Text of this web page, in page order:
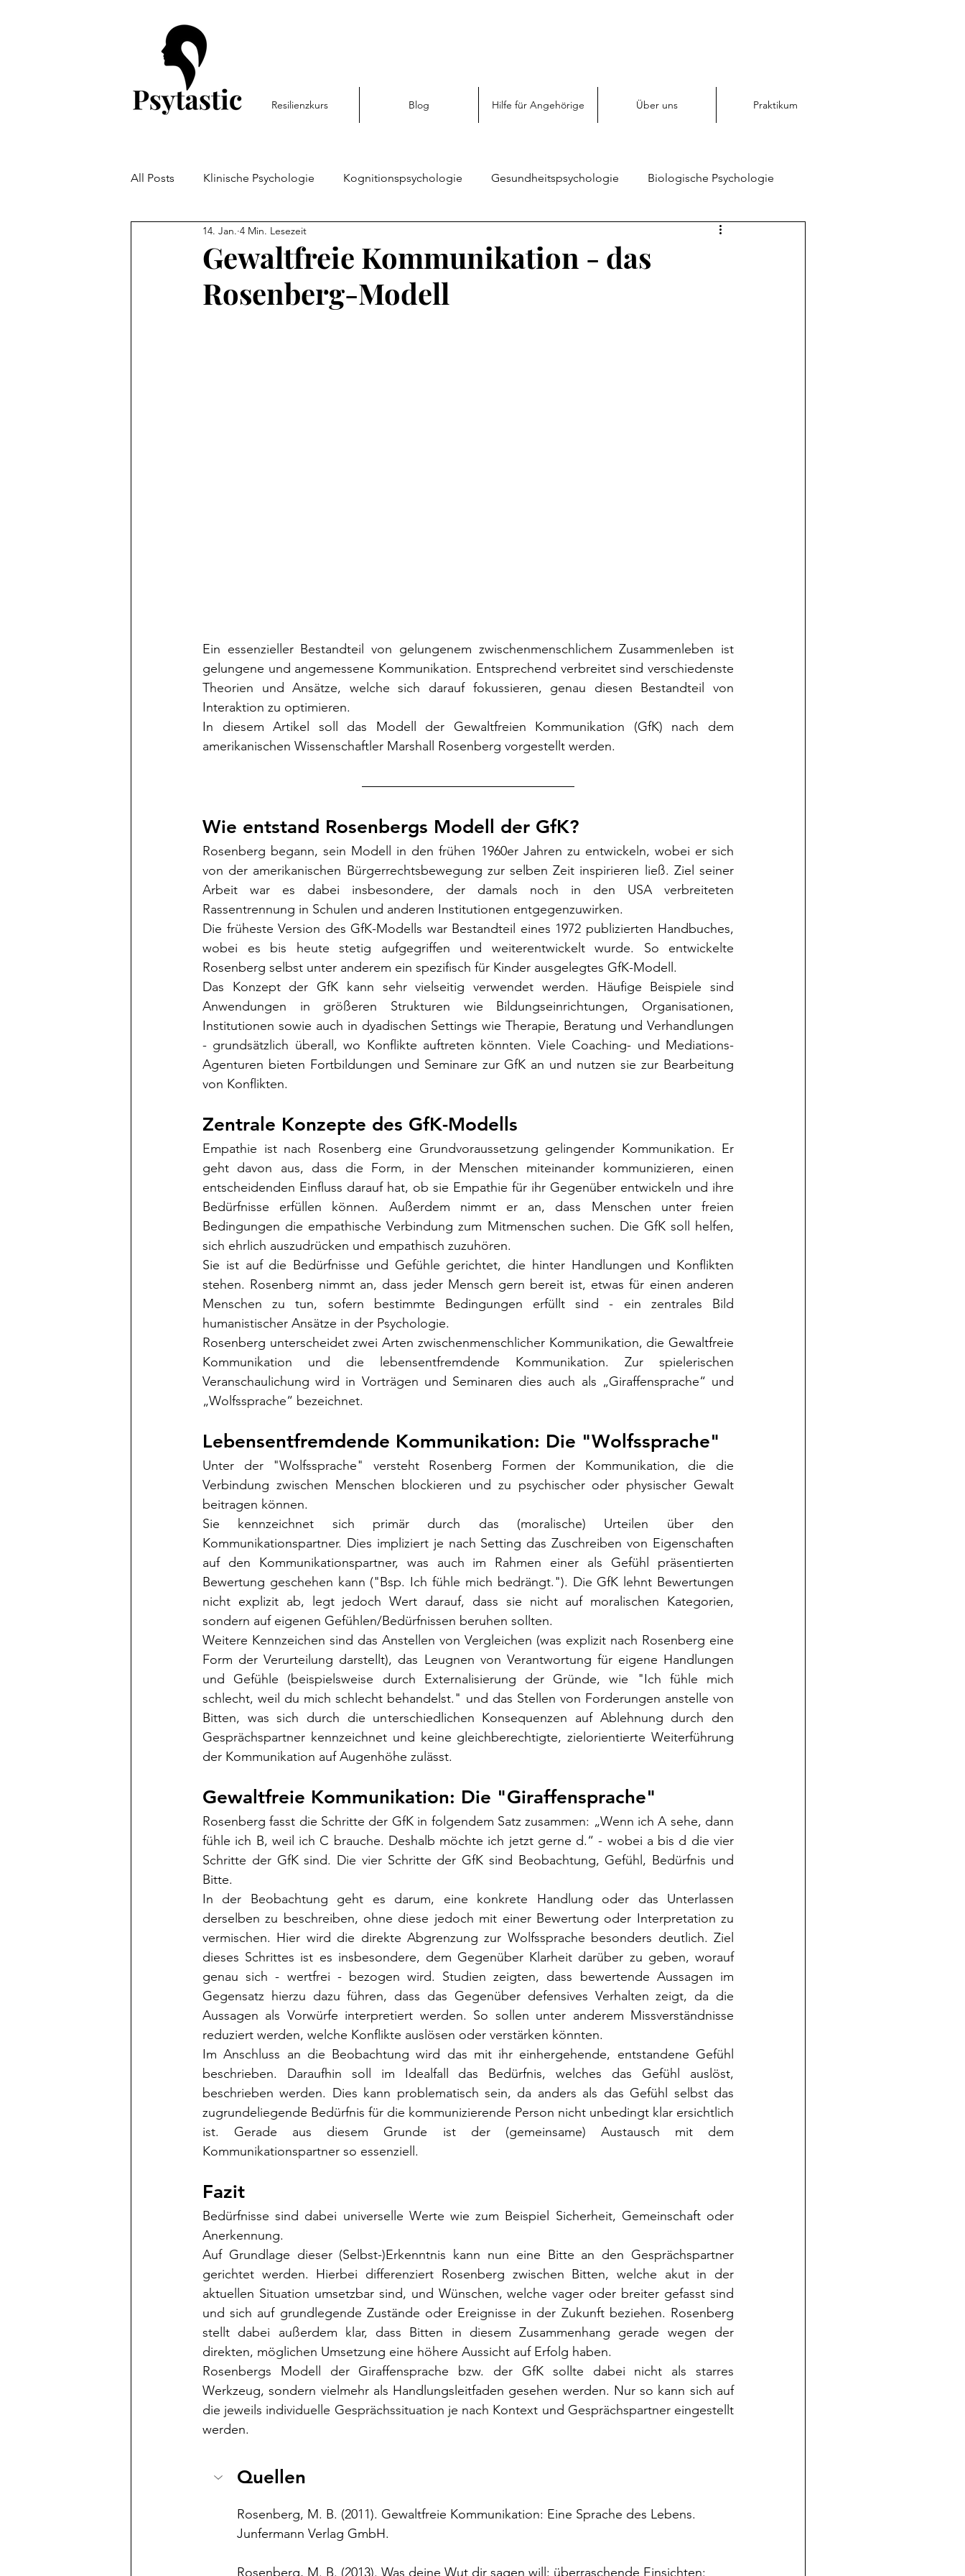
Resilienzkurs Blog Hilfe für Angehörige Über uns Praktikum
All Posts Klinische Psychologie Kognitionspsychologie Gesundheitspsychologie Biologische Psychologie
Persönlichkeitspsychologie
Arbeitspsychologie Resilienz Persönliche Entwicklung
Gewaltfreie Kommunikation - das
Rosenberg-Modell
14. Jan. 4 Min. Lesezeit
Ein essenzieller Bestandteil von gelungenem zwischenmenschlichem Zusammenleben ist
gelungene und angemessene Kommunikation. Entsprechend verbreitet sind verschiedenste
Theorien und Ansätze, welche sich darauf fokussieren, genau diesen Bestandteil von
Interaktion zu optimieren.
In diesem Artikel soll das Modell der Gewaltfreien Kommunikation (GfK) nach dem
amerikanischen Wissenschaftler Marshall Rosenberg vorgestellt werden.
Wie entstand Rosenbergs Modell der GfK?
Rosenberg begann, sein Modell in den frühen 1960er Jahren zu entwickeln, wobei er sich
von der amerikanischen Bürgerrechtsbewegung zur selben Zeit inspirieren ließ. Ziel seiner
Arbeit war es dabei insbesondere, der damals noch in den USA verbreiteten
Rassentrennung in Schulen und anderen Institutionen entgegenzuwirken.
Die früheste Version des GfK-Modells war Bestandteil eines 1972 publizierten Handbuches,
wobei es bis heute stetig aufgegriffen und weiterentwickelt wurde. So entwickelte
Rosenberg selbst unter anderem ein spezifisch für Kinder ausgelegtes GfK-Modell.
Das Konzept der GfK kann sehr vielseitig verwendet werden. Häufige Beispiele sind
Anwendungen in größeren Strukturen wie Bildungseinrichtungen, Organisationen,
Institutionen sowie auch in dyadischen Settings wie Therapie, Beratung und Verhandlungen
- grundsätzlich überall, wo Konflikte auftreten könnten. Viele Coaching- und Mediations-
Agenturen bieten Fortbildungen und Seminare zur GfK an und nutzen sie zur Bearbeitung
von Konflikten.
Zentrale Konzepte des GfK-Modells
Empathie ist nach Rosenberg eine Grundvoraussetzung gelingender Kommunikation. Er
geht davon aus, dass die Form, in der Menschen miteinander kommunizieren, einen
entscheidenden Einfluss darauf hat, ob sie Empathie für ihr Gegenüber entwickeln und ihre
Bedürfnisse erfüllen können. Außerdem nimmt er an, dass Menschen unter freien
Bedingungen die empathische Verbindung zum Mitmenschen suchen. Die GfK soll helfen,
sich ehrlich auszudrücken und empathisch zuzuhören.
Sie ist auf die Bedürfnisse und Gefühle gerichtet, die hinter Handlungen und Konflikten
stehen. Rosenberg nimmt an, dass jeder Mensch gern bereit ist, etwas für einen anderen
Menschen zu tun, sofern bestimmte Bedingungen erfüllt sind - ein zentrales Bild
humanistischer Ansätze in der Psychologie.
Rosenberg unterscheidet zwei Arten zwischenmenschlicher Kommunikation, die Gewaltfreie
Kommunikation und die lebensentfremdende Kommunikation. Zur spielerischen
Veranschaulichung wird in Vorträgen und Seminaren dies auch als „Giraffensprache“ und
„Wolfssprache“ bezeichnet.
Lebensentfremdende Kommunikation: Die "Wolfssprache"
Unter der "Wolfssprache" versteht Rosenberg Formen der Kommunikation, die die
Verbindung zwischen Menschen blockieren und zu psychischer oder physischer Gewalt
beitragen können.
Sie kennzeichnet sich primär durch das (moralische) Urteilen über den
Kommunikationspartner. Dies impliziert je nach Setting das Zuschreiben von Eigenschaften
auf den Kommunikationspartner, was auch im Rahmen einer als Gefühl präsentierten
Bewertung geschehen kann ("Bsp. Ich fühle mich bedrängt."). Die GfK lehnt Bewertungen
nicht explizit ab, legt jedoch Wert darauf, dass sie nicht auf moralischen Kategorien,
sondern auf eigenen Gefühlen/Bedürfnissen beruhen sollten.
Weitere Kennzeichen sind das Anstellen von Vergleichen (was explizit nach Rosenberg eine
Form der Verurteilung darstellt), das Leugnen von Verantwortung für eigene Handlungen
und Gefühle (beispielsweise durch Externalisierung der Gründe, wie "Ich fühle mich
schlecht, weil du mich schlecht behandelst." und das Stellen von Forderungen anstelle von
Bitten, was sich durch die unterschiedlichen Konsequenzen auf Ablehnung durch den
Gesprächspartner kennzeichnet und keine gleichberechtigte, zielorientierte Weiterführung
der Kommunikation auf Augenhöhe zulässt.
Gewaltfreie Kommunikation: Die "Giraffensprache"
Rosenberg fasst die Schritte der GfK in folgendem Satz zusammen: „Wenn ich A sehe, dann
fühle ich B, weil ich C brauche. Deshalb möchte ich jetzt gerne d.“ - wobei a bis d die vier
Schritte der GfK sind. Die vier Schritte der GfK sind Beobachtung, Gefühl, Bedürfnis und
Bitte.
In der Beobachtung geht es darum, eine konkrete Handlung oder das Unterlassen
derselben zu beschreiben, ohne diese jedoch mit einer Bewertung oder Interpretation zu
vermischen. Hier wird die direkte Abgrenzung zur Wolfssprache besonders deutlich. Ziel
dieses Schrittes ist es insbesondere, dem Gegenüber Klarheit darüber zu geben, worauf
genau sich - wertfrei - bezogen wird. Studien zeigten, dass bewertende Aussagen im
Gegensatz hierzu dazu führen, dass das Gegenüber defensives Verhalten zeigt, da die
Aussagen als Vorwürfe interpretiert werden. So sollen unter anderem Missverständnisse
reduziert werden, welche Konflikte auslösen oder verstärken könnten.
Im Anschluss an die Beobachtung wird das mit ihr einhergehende, entstandene Gefühl
beschrieben. Daraufhin soll im Idealfall das Bedürfnis, welches das Gefühl auslöst,
beschrieben werden. Dies kann problematisch sein, da anders als das Gefühl selbst das
zugrundeliegende Bedürfnis für die kommunizierende Person nicht unbedingt klar ersichtlich
ist. Gerade aus diesem Grunde ist der (gemeinsame) Austausch mit dem
Kommunikationspartner so essenziell.
Fazit
Bedürfnisse sind dabei universelle Werte wie zum Beispiel Sicherheit, Gemeinschaft oder
Anerkennung.
Auf Grundlage dieser (Selbst-)Erkenntnis kann nun eine Bitte an den Gesprächspartner
gerichtet werden. Hierbei differenziert Rosenberg zwischen Bitten, welche akut in der
aktuellen Situation umsetzbar sind, und Wünschen, welche vager oder breiter gefasst sind
und sich auf grundlegende Zustände oder Ereignisse in der Zukunft beziehen. Rosenberg
stellt dabei außerdem klar, dass Bitten in diesem Zusammenhang gerade wegen der
direkten, möglichen Umsetzung eine höhere Aussicht auf Erfolg haben.
Rosenbergs Modell der Giraffensprache bzw. der GfK sollte dabei nicht als starres
Werkzeug, sondern vielmehr als Handlungsleitfaden gesehen werden. Nur so kann sich auf
die jeweils individuelle Gesprächssituation je nach Kontext und Gesprächspartner eingestellt
werden.
Quellen
Rosenberg, M. B. (2011). Gewaltfreie Kommunikation: Eine Sprache des Lebens.
Junfermann Verlag GmbH.
Rosenberg, M. B. (2013). Was deine Wut dir sagen will: überraschende Einsichten: